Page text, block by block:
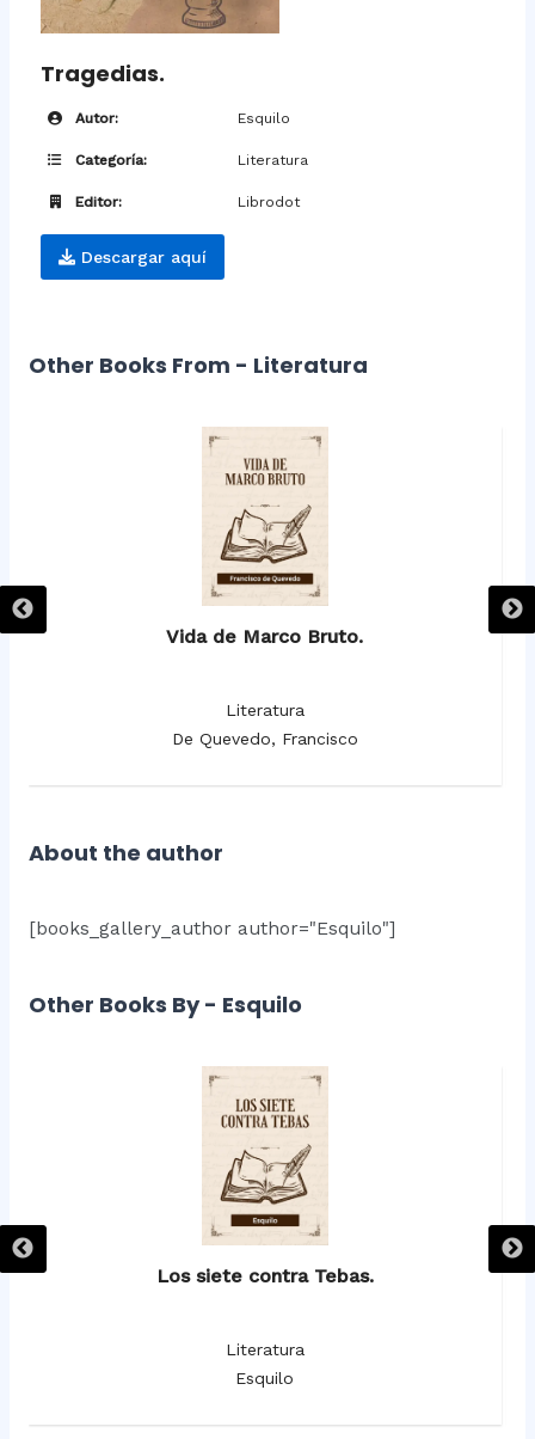
Tragedias.
Autor: Esquilo
Categoría: Literatura
Editor: Librodot
Descargar aquí
Other Books From - Literatura
Vida de Marco Bruto.
Literatura
De Quevedo, Francisco
About the author
[books_gallery_author author="Esquilo"]
Other Books By - Esquilo
Los siete contra Tebas.
Literatura
Esquilo